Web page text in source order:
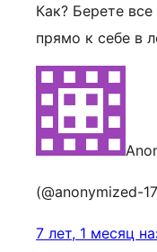
Как? Берете
прямо к себе в
(@anonymized-
7 лет, 1 месяц